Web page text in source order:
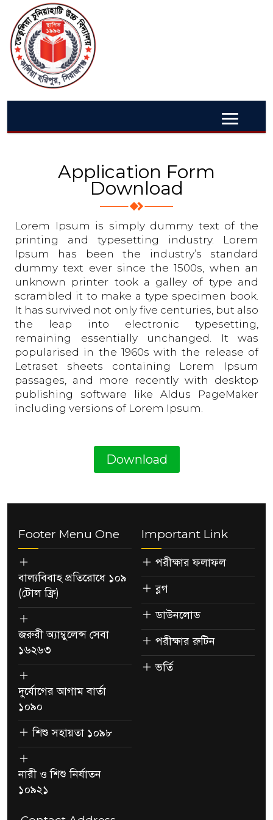
Application Form
Download
Lorem Ipsum is simply dummy text of the
printing and typesetting industry. Lorem
Ipsum has been the industry’s standard
dummy text ever since the 1500s, when an
unknown printer took a galley of type and
scrambled it to make a type specimen book.
It has survived not only five centuries, but also
the leap into electronic typesetting,
remaining essentially unchanged. It was
popularised in the 1960s with the release of
Letraset sheets containing Lorem Ipsum
passages, and more recently with desktop
publishing software like Aldus PageMaker
including versions of Lorem Ipsum.
Download
Footer Menu One
বাল্যবিবাহ প্রতিরোধে ১০৯
(টোল ফ্রি)
জরুরী অ্যাম্বুলেন্স সেবা
১৬২৬৩
দুর্যোগের আগাম বার্তা
১০৯০
শিশু সহায়তা ১০৯৮
নারী ও শিশু নির্যাতন
১০৯২১
Important Link
পরীক্ষার ফলাফল
ব্লগ
ডাউনলোড
পরীক্ষার রুটিন
ভর্তি